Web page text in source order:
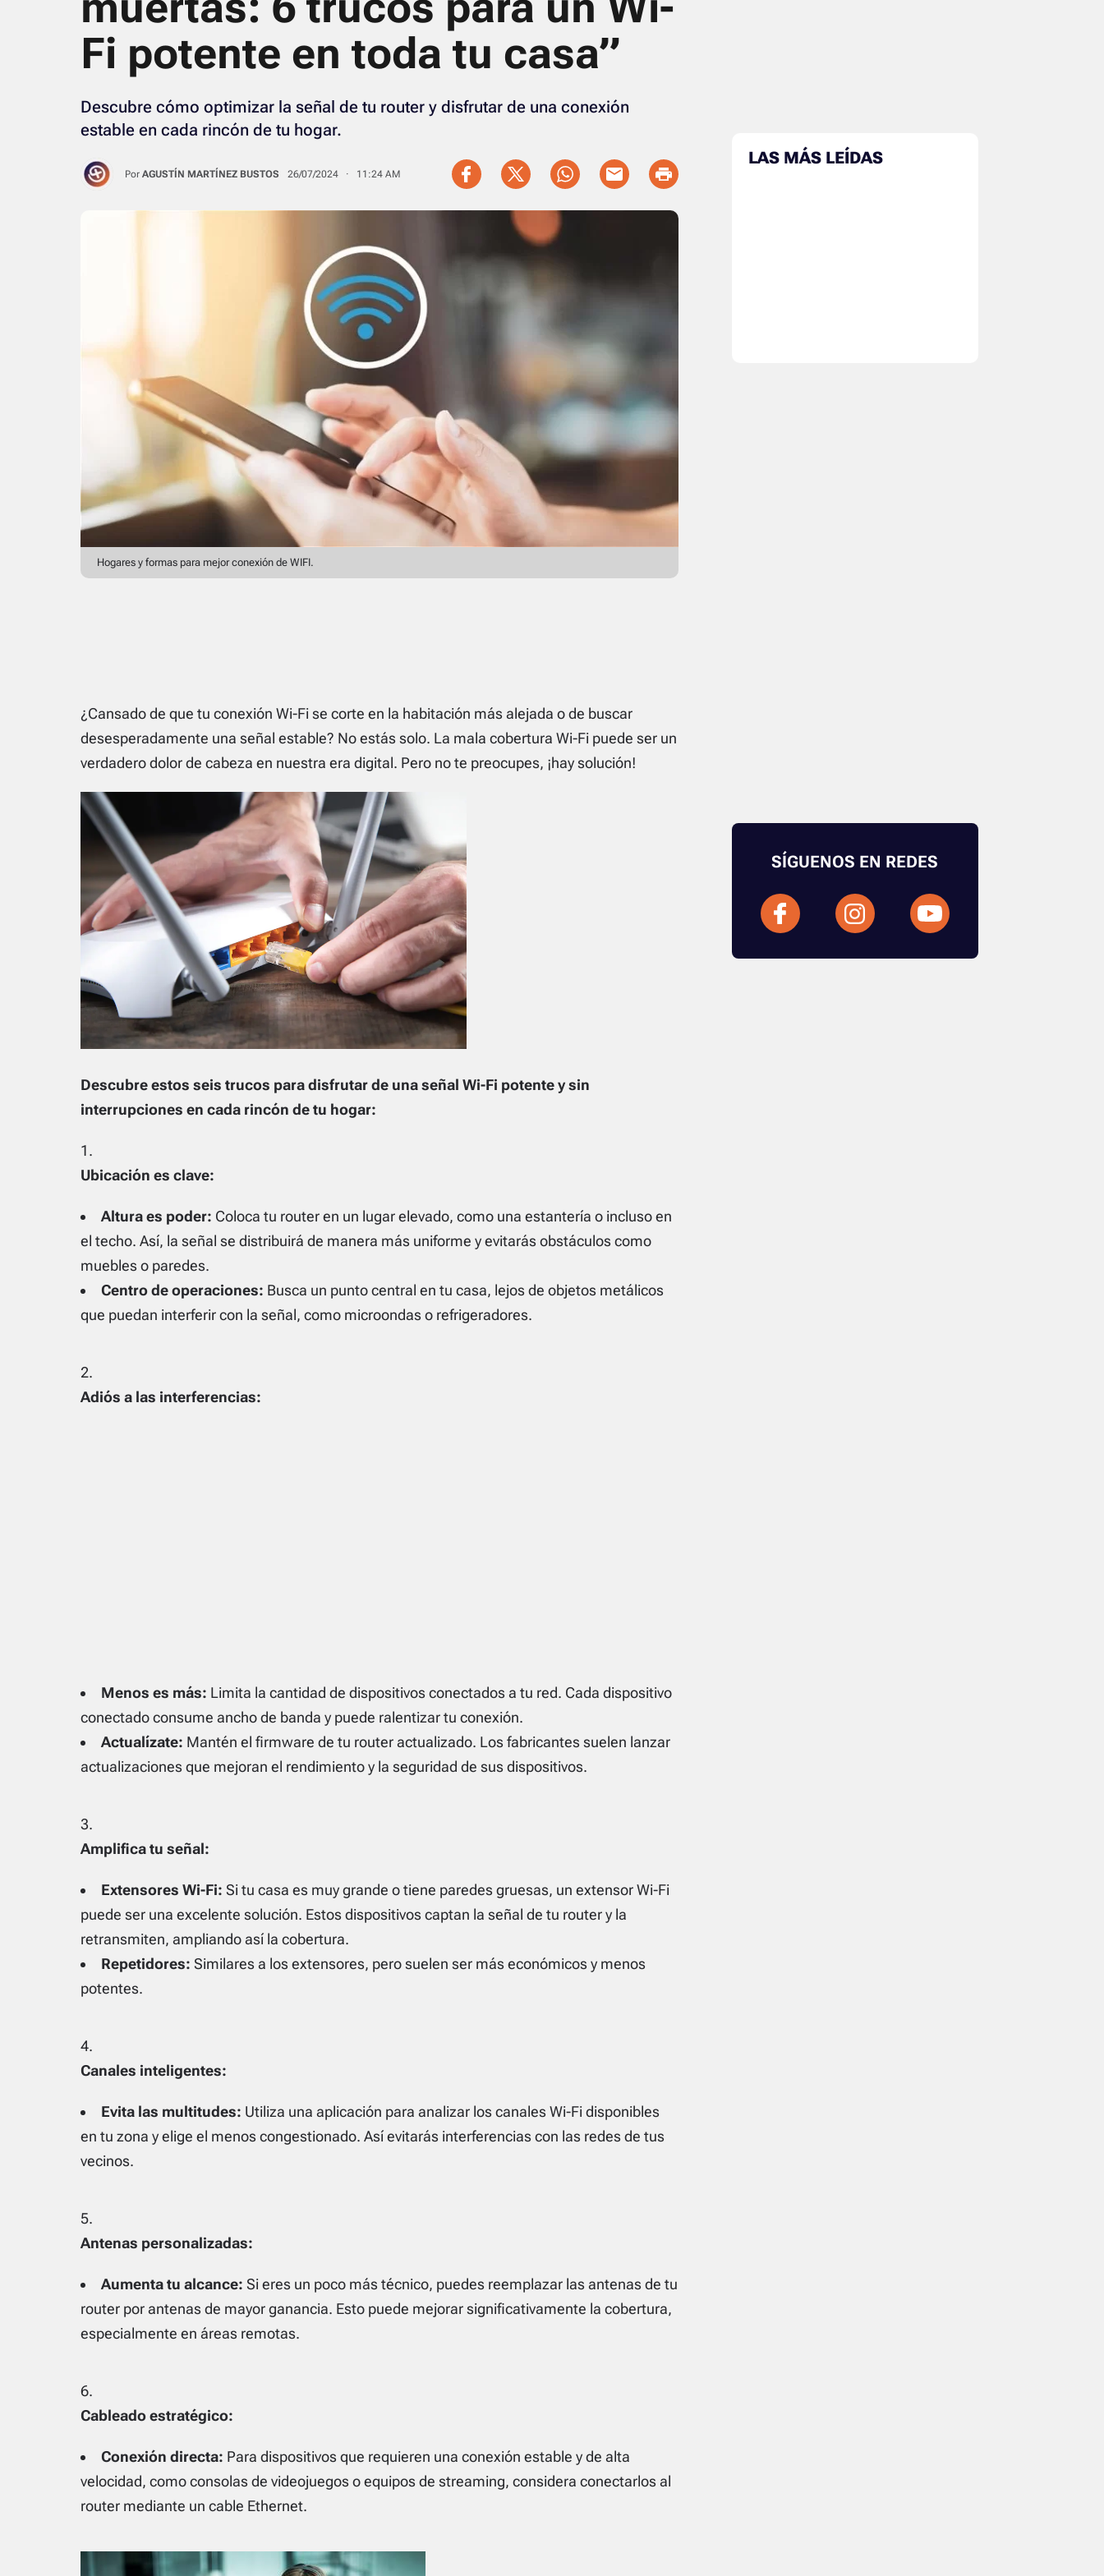
Fi potente en toda tu casa”
Descubre cómo optimizar la señal de tu router y disfrutar de una conexión
estable en cada rincón de tu hogar.
Por AGUSTÍN MARTÍNEZ BUSTOS 26/07/2024 · 11:24 AM
Hogares y formas para mejor conexión de WIFI.
¿Cansado de que tu conexión Wi-Fi se corte en la habitación más alejada o de buscar
desesperadamente una señal estable? No estás solo. La mala cobertura Wi-Fi puede ser un
verdadero dolor de cabeza en nuestra era digital. Pero no te preocupes, ¡hay solución!
Descubre estos seis trucos para disfrutar de una señal Wi-Fi potente y sin
interrupciones en cada rincón de tu hogar:
Ubicación es clave:
Altura es poder: Coloca tu router en un lugar elevado, como una estantería o incluso en
el techo. Así, la señal se distribuirá de manera más uniforme y evitarás obstáculos como
muebles o paredes.
Centro de operaciones: Busca un punto central en tu casa, lejos de objetos metálicos
que puedan interferir con la señal, como microondas o refrigeradores.
Adiós a las interferencias:
Menos es más: Limita la cantidad de dispositivos conectados a tu red. Cada dispositivo
conectado consume ancho de banda y puede ralentizar tu conexión.
Actualízate: Mantén el firmware de tu router actualizado. Los fabricantes suelen lanzar
actualizaciones que mejoran el rendimiento y la seguridad de sus dispositivos.
Amplifica tu señal:
Extensores Wi-Fi: Si tu casa es muy grande o tiene paredes gruesas, un extensor Wi-Fi
puede ser una excelente solución. Estos dispositivos captan la señal de tu router y la
retransmiten, ampliando así la cobertura.
Repetidores: Similares a los extensores, pero suelen ser más económicos y menos
potentes.
Canales inteligentes:
Evita las multitudes: Utiliza una aplicación para analizar los canales Wi-Fi disponibles
en tu zona y elige el menos congestionado. Así evitarás interferencias con las redes de tus
vecinos.
Antenas personalizadas:
Aumenta tu alcance: Si eres un poco más técnico, puedes reemplazar las antenas de tu
router por antenas de mayor ganancia. Esto puede mejorar significativamente la cobertura,
especialmente en áreas remotas.
Cableado estratégico:
Conexión directa: Para dispositivos que requieren una conexión estable y de alta
velocidad, como consolas de videojuegos o equipos de streaming, considera conectarlos al
router mediante un cable Ethernet.
LAS MÁS LEÍDAS
SÍGUENOS EN REDES